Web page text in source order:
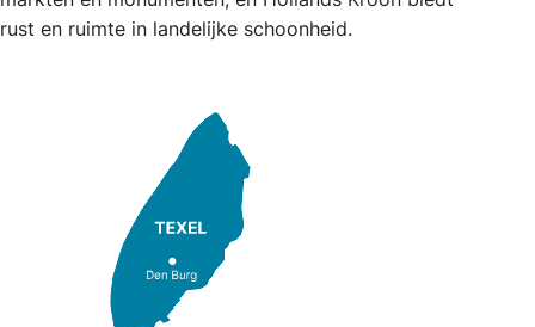
rust en ruimte in landelijke schoonheid.